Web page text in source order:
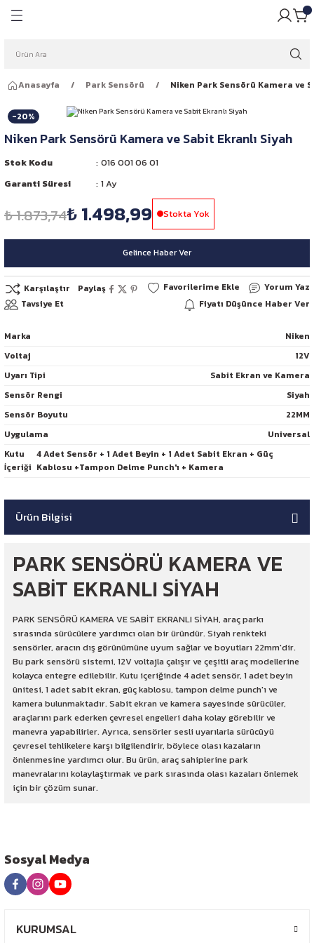
Ampulleri
Ampulleri
Ampulleri
Anasayfa Park Sensörü Niken Park Sensörü Kamera ve
-20%
Niken Park Sensörü Kamera ve Sabit Ekranlı Siyah
Stok Kodu
016 001 06 01
Garanti Süresi
1 Ay
₺ 1.873,74₺ 1.498,99 Stokta Yok
Gelince Haber Ver
Karşılaştır Paylaş
Yorum Yaz
Tavsiye Et
Fiyatı Düşünce Haber Ver
Marka
Niken
Voltaj
12V
Uyarı Tipi
Sabit Ekran ve Kamera
Sensör Rengi
Siyah
Sensör Boyutu
22MM
Uygulama
Universal
Kutu
İçeriği
4 Adet Sensör + 1 Adet Beyin + 1 Adet Sabit Ekran + Güç
Kablosu +Tampon Delme Punch'ı + Kamera
Ürün Bilgisi
PARK SENSÖRÜ KAMERA VE
SABİT EKRANLI SİYAH
PARK SENSÖRÜ KAMERA VE SABİT EKRANLI SİYAH, araç parkı
sırasında sürücülere yardımcı olan bir üründür. Siyah renkteki
sensörler, aracın dış görünümüne uyum sağlar ve boyutları 22mm'dir.
Bu park sensörü sistemi, 12V voltajla çalışır ve çeşitli araç modellerine
kolayca entegre edilebilir. Kutu içeriğinde 4 adet sensör, 1 adet beyin
ünitesi, 1 adet sabit ekran, güç kablosu, tampon delme punch'ı ve
kamera bulunmaktadır. Sabit ekran ve kamera sayesinde sürücüler,
araçlarını park ederken çevresel engelleri daha kolay görebilir ve
manevra yapabilirler. Ayrıca, sensörler sesli uyarılarla sürücüyü
çevresel tehlikelere karşı bilgilendirir, böylece olası kazaların
önlenmesine yardımcı olur. Bu ürün, araç sahiplerine park
manevralarını kolaylaştırmak ve park sırasında olası kazaları önlemek
için bir çözüm sunar.
Sosyal Medya
KURUMSAL